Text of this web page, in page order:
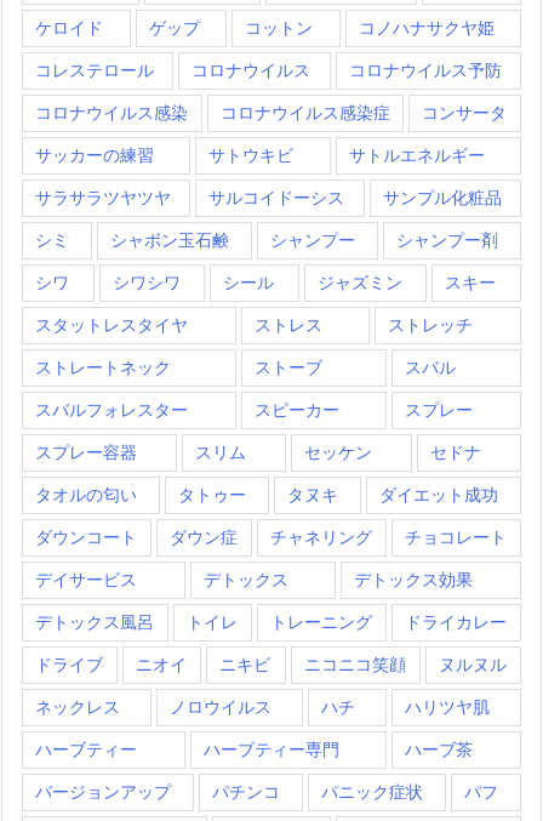
ケロイド ゲップ コットン コノハナサクヤ姫
コレステロール コロナウイルス コロナウイルス予防
コロナウイルス感染 コロナウイルス感染症 コンサータ
サッカーの練習 サトウキビ サトルエネルギー
サラサラツヤツヤ サルコイドーシス サンプル化粧品
シミ シャボン玉石鹸 シャンプー シャンプー剤
シワ シワシワ シール ジャズミン スキー
スタットレスタイヤ ストレス ストレッチ
ストレートネック ストーブ スバル
スバルフォレスター スピーカー スプレー
スプレー容器 スリム セッケン セドナ
タオルの匂い タトゥー タヌキ ダイエット成功
ダウンコート ダウン症 チャネリング チョコレート
デイサービス デトックス デトックス効果
デトックス風呂 トイレ トレーニング ドライカレー
ドライブ ニオイ ニキビ ニコニコ笑顔 ヌルヌル
ネックレス ノロウイルス ハチ ハリツヤ肌
ハーブティー ハーブティー専門 ハーブ茶
バージョンアップ パチンコ パニック症状 パフ